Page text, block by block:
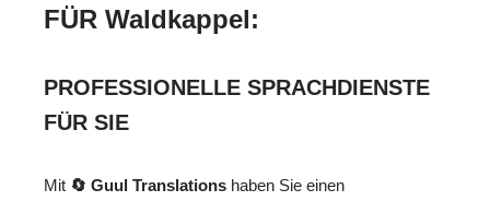
FÜR Waldkappel:
PROFESSIONELLE SPRACHDIENSTE
FÜR SIE
Mit 🔄 Guul Translations haben Sie einen